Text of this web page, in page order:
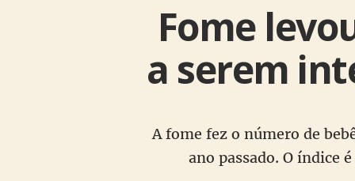
Fome
a serem
A fome fez o número de
ano passado. O índice